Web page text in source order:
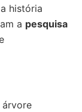
história
a pesquisa
árvore